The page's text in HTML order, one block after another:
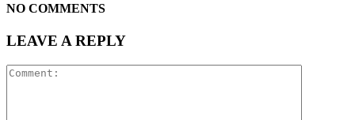
NO COMMENTS
LEAVE A REPLY